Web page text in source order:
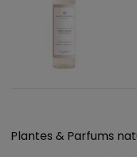
Plantes & Parfums